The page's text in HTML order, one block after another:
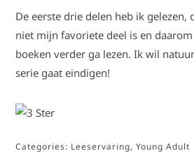
De eerste drie delen heb ik gelezen,
niet mijn favoriete deel is en
boeken verder ga lezen. Ik wil
serie gaat eindigen!
Categories: Leeservaring,Young Adult